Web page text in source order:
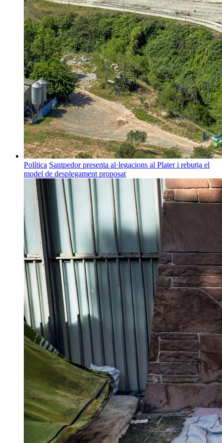
Política Santpedor presenta al·legacions al Plater i rebutja el
model de desplegament proposat